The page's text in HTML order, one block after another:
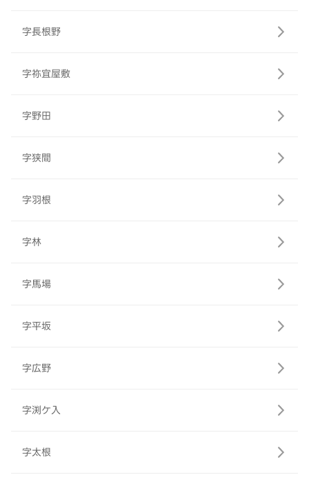
字長根野
字祢宜屋敷
字野田
字狭間
字羽根
字林
字馬場
字平坂
字広野
字渕ケ入
字太根